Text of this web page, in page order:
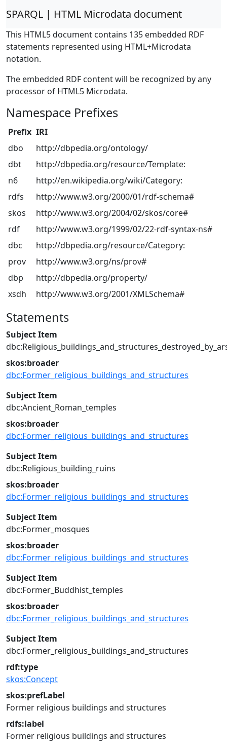
SPARQL | HTML Microdata document
This HTML5 document contains 135 embedded RDF
statements represented using HTML+Microdata
notation.
The embedded RDF content will be recognized by any
processor of HTML5 Microdata.
Namespace Prefixes
Prefix IRI
dbo
http://dbpedia.org/ontology/
dbt
http://dbpedia.org/resource/Template:
n6
http://en.wikipedia.org/wiki/Category:
rdfs
http://www.w3.org/2000/01/rdf-schema#
skos
http://www.w3.org/2004/02/skos/core#
rdf
http://www.w3.org/1999/02/22-rdf-syntax-ns#
dbc
http://dbpedia.org/resource/Category:
prov
http://www.w3.org/ns/prov#
dbp
http://dbpedia.org/property/
xsdh
http://www.w3.org/2001/XMLSchema#
Statements
Subject Item
skos:broader
dbc:Former_religious_buildings_and_structures
Subject Item
dbc:Ancient_Roman_temples
skos:broader
dbc:Former_religious_buildings_and_structures
Subject Item
dbc:Religious_building_ruins
skos:broader
dbc:Former_religious_buildings_and_structures
Subject Item
dbc:Former_mosques
skos:broader
dbc:Former_religious_buildings_and_structures
Subject Item
dbc:Former_Buddhist_temples
skos:broader
dbc:Former_religious_buildings_and_structures
Subject Item
dbc:Former_religious_buildings_and_structures
rdf:type
skos:Concept
skos:prefLabel
Former religious buildings and structures
rdfs:label
Former religious buildings and structures